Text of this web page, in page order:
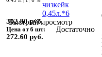
Быстрый просмотр
302.80 руб.
Цена от 6 шт:
272.60 руб.
Достаточно